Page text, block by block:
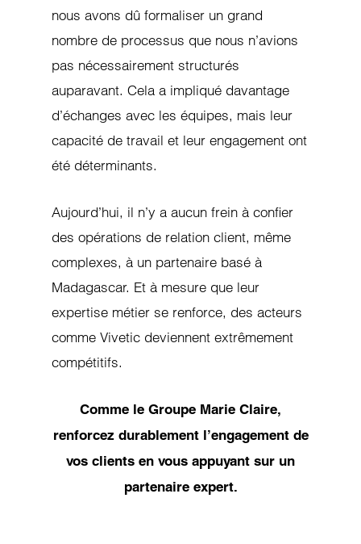
nous avons dû formaliser un grand
nombre de processus que nous n’avions
pas nécessairement structurés
auparavant. Cela a impliqué davantage
d’échanges avec les équipes, mais leur
capacité de travail et leur engagement ont
été déterminants.
Aujourd’hui, il n’y a aucun frein à confier
des opérations de relation client, même
complexes, à un partenaire basé à
Madagascar. Et à mesure que leur
expertise métier se renforce, des acteurs
comme Vivetic deviennent extrêmement
compétitifs.
Comme le Groupe Marie Claire,
renforcez durablement l’engagement de
vos clients en vous appuyant sur un
partenaire expert.